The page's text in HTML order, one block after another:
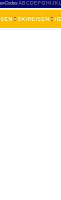
Codes ABCDEFGH IJKL
: SKIREISEN :